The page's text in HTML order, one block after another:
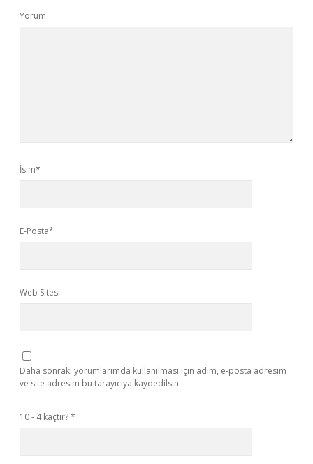
Yorum
İsim*
E-Posta*
Web Sitesi
Daha sonraki yorumlarımda kullanılması için adım, e-posta adresim
ve site adresim bu tarayıcıya kaydedilsin.
10 - 4 kaçtır?*